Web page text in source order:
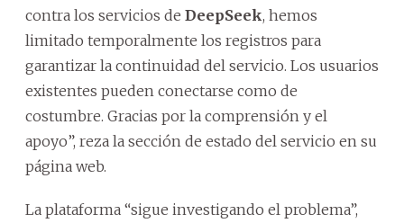
contra los servicios de DeepSeek, hemos
limitado temporalmente los registros para
garantizar la continuidad del servicio. Los usuarios
existentes pueden conectarse como de
costumbre. Gracias por la comprensión y el
apoyo”, reza la sección de estado del servicio en su
página web.
La plataforma “sigue investigando el problema”,